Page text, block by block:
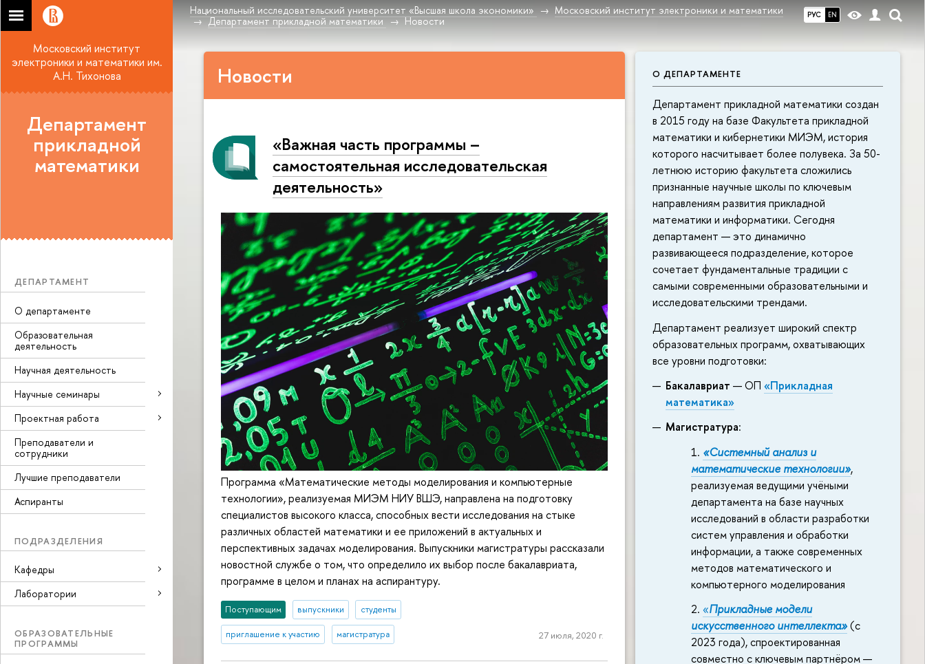
РУС EN
Национальный исследовательский университет «Высшая школа экономики»
Московский институт электроники и математики
Департамент прикладной математики
Новости
Московский институт
электроники и математики им.
А.Н. Тихонова
Департамент
прикладной
математики
ДЕПАРТАМЕНТ
О департаменте
Образовательная
деятельность
Научная деятельность
Научные семинары
Проектная работа
Преподаватели и
сотрудники
Лучшие преподаватели
Аспиранты
ПОДРАЗДЕЛЕНИЯ
Кафедры
Лаборатории
ОБРАЗОВАТЕЛЬНЫЕ
ПРОГРАММЫ
О ДЕПАРТАМЕНТЕ
Департамент прикладной математики создан
в 2015 году на базе Факультета прикладной
математики и кибернетики МИЭМ, история
которого насчитывает более полувека. За 50-
летнюю историю факультета сложились
признанные научные школы по ключевым
направлениям развития прикладной
математики и информатики. Сегодня
департамент — это динамично
развивающееся подразделение, которое
сочетает фундаментальные традиции с
самыми современными образовательными и
исследовательскими трендами.
Департамент реализует широкий спектр
образовательных программ, охватывающих
все уровни подготовки:
Бакалавриат — ОП«Прикладная
математика»
Магистратура:
«Системный анализ и
математические технологии»,
реализуемая ведущими учёными
департамента на базе научных
исследований в области разработки
систем управления и обработки
информации, а также современных
методов математического и
компьютерного моделирования
«Прикладные модели
искусственного интеллекта»(с
2023 года), спроектированная
совместно с ключевым партнёром —
Новости
«Важная часть программы –
самостоятельная исследовательская
деятельность»
Программа «Математические методы моделирования и компьютерные
технологии», реализуемая МИЭМ НИУ ВШЭ, направлена на подготовку
специалистов высокого класса, способных вести исследования на стыке
различных областей математики и ее приложений в актуальных и
перспективных задачах моделирования. Выпускники магистратуры рассказали
новостной службе о том, что определило их выбор после бакалавриата,
программе в целом и планах на аспирантуру.
Поступающим выпускники студенты
приглашение к участию магистратура 27 июля, 2020 г.